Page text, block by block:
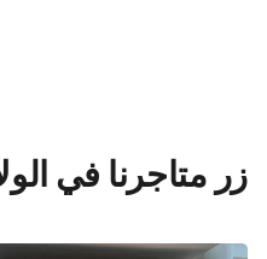
زر متاجرنا في